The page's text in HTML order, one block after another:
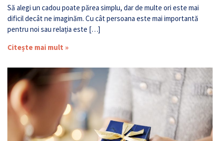
Să alegi un cadou poate părea simplu, dar de multe ori este mai
dificil decât ne imaginăm. Cu cât persoana este mai importantă
pentru noi sau relația este […]
Citește mai mult »